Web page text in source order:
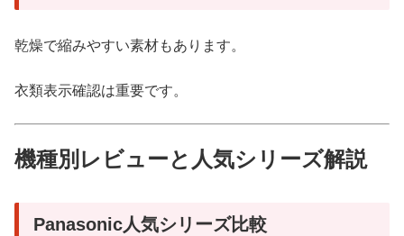
乾燥で縮みやすい素材もあります。
衣類表示確認は重要です。
機種別レビューと人気シリーズ解説
Panasonic人気シリーズ比較